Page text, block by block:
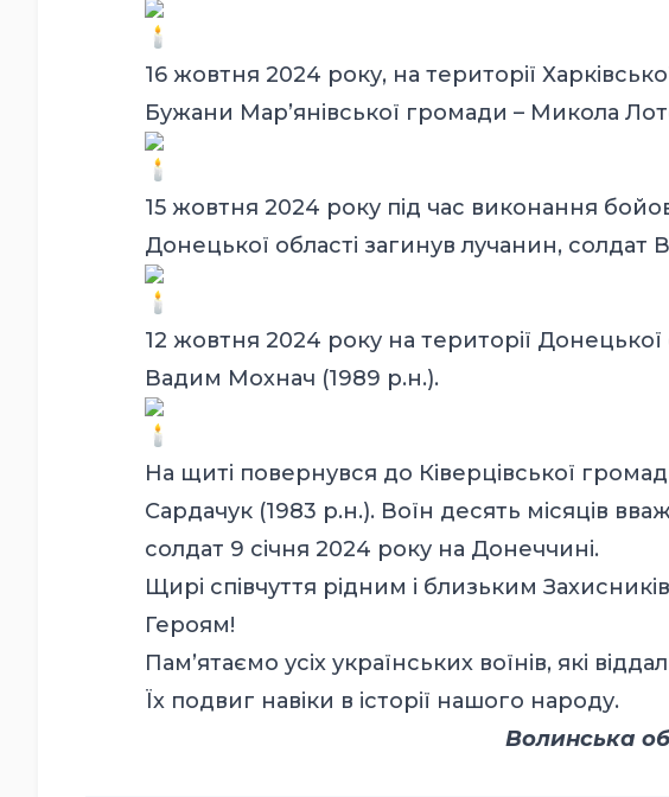
16 жовтня 2024 року, на території
Бужани Мар’янівської громади – Микола
15 жовтня 2024 року під час виконання
Донецької області загинув лучанин, солдат
12 жовтня 2024 року на території Донецької
Вадим Мохнач (1989 р.н.).
На щиті повернувся до Ківерцівської
Сардачук (1983 р.н.). Воїн десять місяців
солдат 9 січня 2024 року на Донеччині.
Щирі співчуття рідним і близьким
Героям!
Пам’ятаємо усіх українських воїнів, які
Їх подвиг навіки в історії нашого народу.
Волинська